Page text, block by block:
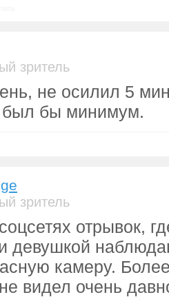
зритель
не осилил 5
был бы минимум.
зритель
отрывок,
девушкой
камеру.
видел очень